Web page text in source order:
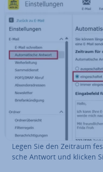
Legen Sie den Zeitraum
sche Antwort und klicken